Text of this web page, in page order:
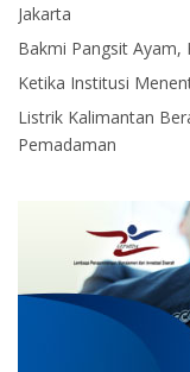
Jakarta
Bakmi Pangsit Ayam,
Ketika Institusi
Listrik Kalimantan
Pemadaman